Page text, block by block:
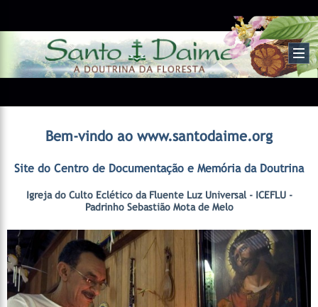
Bem-vindo ao www.santodaime.org
Site do Centro de Documentação e Memória da Doutrina
Igreja do Culto Eclético da Fluente Luz Universal - ICEFLU -
Padrinho Sebastião Mota de Melo